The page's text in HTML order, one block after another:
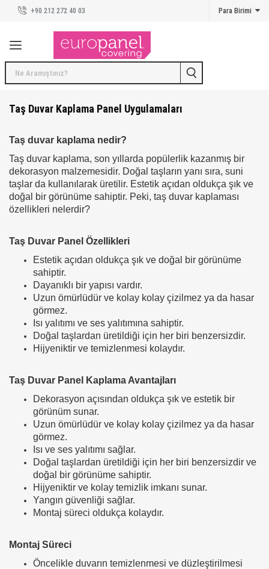
+90 212 272 40 03 Para Birimi
Duvar Panelleri
Duvar Panelleri
Kreatif Koleksiyon
Ahşap Duvar Kaplama Panelleri
Karo Duvar Kaplama Panelleri
İlham Veren Mekanlar
Taş Duvar Kaplama Panel Uygulamaları
Taş duvar kaplama nedir?
Taş duvar kaplama, son yıllarda popülerlik kazanmış bir
dekorasyon malzemesidir. Doğal taşların yanı sıra, suni
taşlar da kullanılarak üretilir. Estetik açıdan oldukça şık ve
doğal bir görünüme sahiptir. Peki, taş duvar kaplaması
özellikleri nelerdir?
Taş Duvar Panel Özellikleri
Estetik açıdan oldukça şık ve doğal bir görünüme
sahiptir.
Dayanıklı bir yapısı vardır.
Uzun ömürlüdür ve kolay kolay çizilmez ya da hasar
görmez.
Isı yalıtımı ve ses yalıtımına sahiptir.
Doğal taşlardan üretildiği için her biri benzersizdir.
Hijyeniktir ve temizlenmesi kolaydır.
Taş Duvar Panel Kaplama Avantajları
Dekorasyon açısından oldukça şık ve estetik bir
görünüm sunar.
Uzun ömürlüdür ve kolay kolay çizilmez ya da hasar
görmez.
Isı ve ses yalıtımı sağlar.
Doğal taşlardan üretildiği için her biri benzersizdir ve
doğal bir görünüme sahiptir.
Hijyeniktir ve kolay temizlik imkanı sunar.
Yangın güvenliği sağlar.
Montaj süreci oldukça kolaydır.
Montaj Süreci
Öncelikle duvarın temizlenmesi ve düzleştirilmesi